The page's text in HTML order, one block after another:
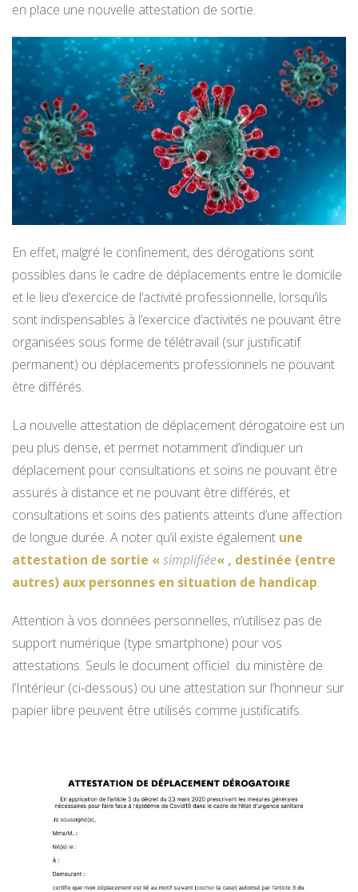
en place une nouvelle attestation de sortie.
En effet, malgré le confinement, des dérogations sont
possibles dans le cadre de déplacements entre le domicile
et le lieu d’exercice de l’activité professionnelle, lorsqu’ils
sont indispensables à l’exercice d’activités ne pouvant être
organisées sous forme de télétravail (sur justificatif
permanent) ou déplacements professionnels ne pouvant
être différés.
La nouvelle attestation de déplacement dérogatoire est un
peu plus dense, et permet notamment d’indiquer un
déplacement pour consultations et soins ne pouvant être
assurés à distance et ne pouvant être différés, et
consultations et soins des patients atteints d’une affection
de longue durée. A noter qu’il existe également une
attestation de sortie «simplifiée« , destinée (entre
autres) aux personnes en situation de handicap.
Attention à vos données personnelles, n’utilisez pas de
support numérique (type smartphone) pour vos
attestations. Seuls le document officiel du ministère de
l’Intérieur (ci-dessous) ou une attestation sur l’honneur sur
papier libre peuvent être utilisés comme justificatifs.